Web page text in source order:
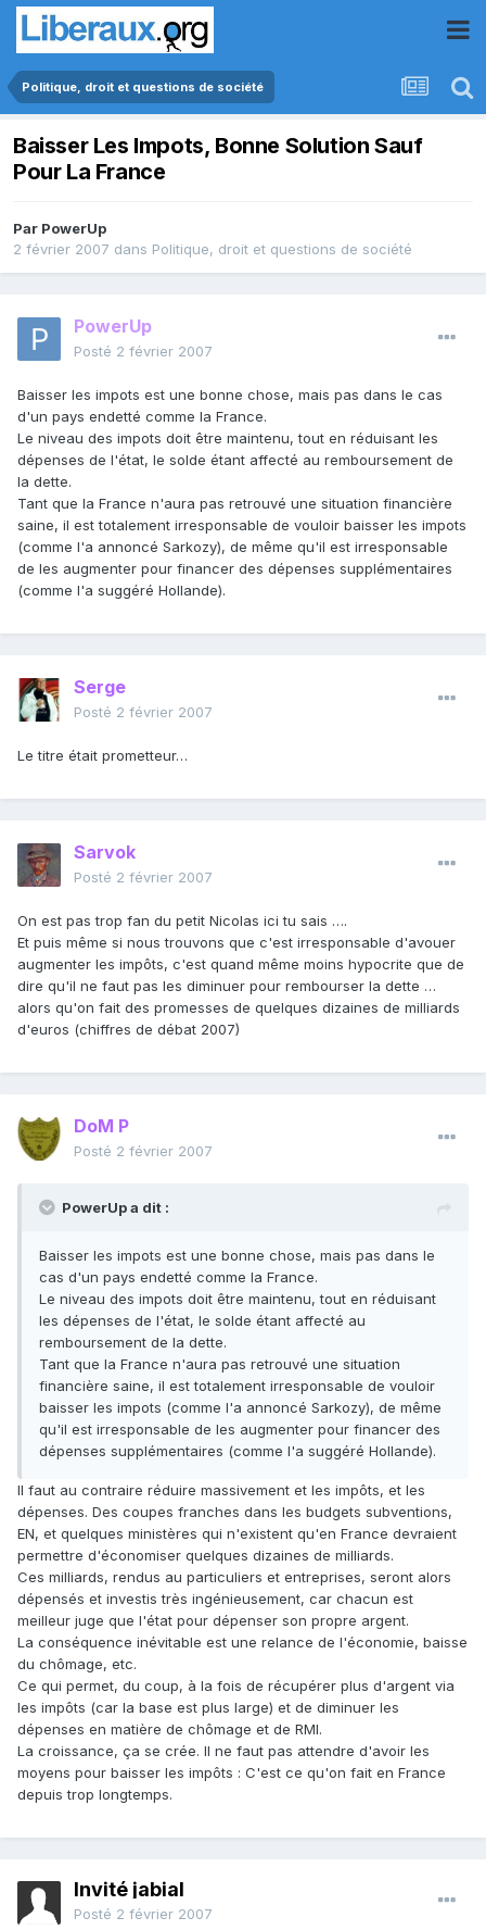
Politique, droit et questions de société
Baisser Les Impots, Bonne Solution Sauf
Pour La France
Par PowerUp
2 février 2007 dans Politique, droit et questions de société
PowerUp
Posté 2 février 2007
Baisser les impots est une bonne chose, mais pas dans le cas
d'un pays endetté comme la France.
Le niveau des impots doit être maintenu, tout en réduisant les
dépenses de l'état, le solde étant affecté au remboursement de
la dette.
Tant que la France n'aura pas retrouvé une situation financière
saine, il est totalement irresponsable de vouloir baisser les impots
(comme l'a annoncé Sarkozy), de même qu'il est irresponsable
de les augmenter pour financer des dépenses supplémentaires
(comme l'a suggéré Hollande).
Serge
Posté 2 février 2007
Le titre était prometteur…
Sarvok
Posté 2 février 2007
On est pas trop fan du petit Nicolas ici tu sais ….
Et puis même si nous trouvons que c'est irresponsable d'avouer
augmenter les impôts, c'est quand même moins hypocrite que de
dire qu'il ne faut pas les diminuer pour rembourser la dette …
alors qu'on fait des promesses de quelques dizaines de milliards
d'euros (chiffres de débat 2007)
DoM P
Posté 2 février 2007
PowerUp a dit :
Baisser les impots est une bonne chose, mais pas dans le
cas d'un pays endetté comme la France.
Le niveau des impots doit être maintenu, tout en réduisant
les dépenses de l'état, le solde étant affecté au
remboursement de la dette.
Tant que la France n'aura pas retrouvé une situation
financière saine, il est totalement irresponsable de vouloir
baisser les impots (comme l'a annoncé Sarkozy), de même
qu'il est irresponsable de les augmenter pour financer des
dépenses supplémentaires (comme l'a suggéré Hollande).
Il faut au contraire réduire massivement et les impôts, et les
dépenses. Des coupes franches dans les budgets subventions,
EN, et quelques ministères qui n'existent qu'en France devraient
permettre d'économiser quelques dizaines de milliards.
Ces milliards, rendus au particuliers et entreprises, seront alors
dépensés et investis très ingénieusement, car chacun est
meilleur juge que l'état pour dépenser son propre argent.
La conséquence inévitable est une relance de l'économie, baisse
du chômage, etc.
Ce qui permet, du coup, à la fois de récupérer plus d'argent via
les impôts (car la base est plus large) et de diminuer les
dépenses en matière de chômage et de RMI.
La croissance, ça se crée. Il ne faut pas attendre d'avoir les
moyens pour baisser les impôts : C'est ce qu'on fait en France
depuis trop longtemps.
Invité jabial
Posté 2 février 2007